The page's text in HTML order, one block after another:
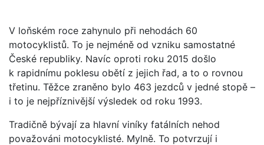
V loňském roce zahynulo při nehodách 60
motocyklistů. To je nejméně od vzniku samostatné
České republiky. Navíc oproti roku 2015 došlo
k rapidnímu poklesu obětí z jejich řad, a to o rovnou
třetinu. Těžce zraněno bylo 463 jezdců v jedné stopě –
i to je nejpříznivější výsledek od roku 1993.
Tradičně bývají za hlavní viníky fatálních nehod
považováni motocyklisté. Mylně. To potvrzují i